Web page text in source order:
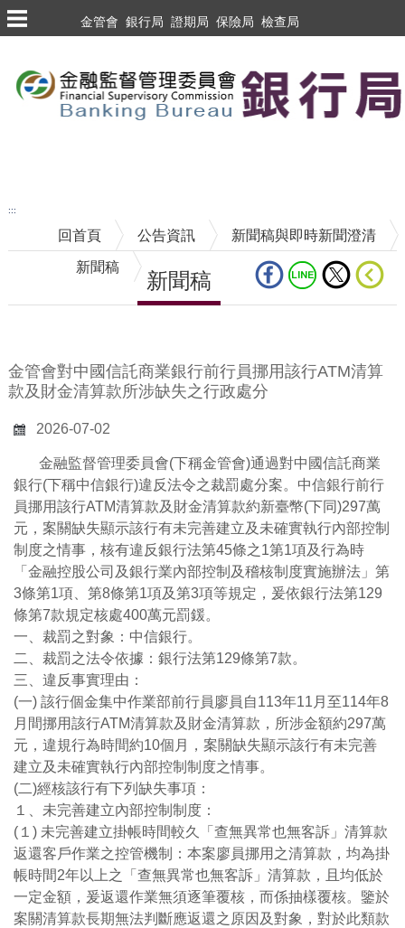
跳到主要內容區塊
金管會 銀行局 證期局 保險局 檢查局
:::
回首頁 公告資訊 新聞稿與即時新聞澄清
新聞稿
新聞稿
金管會對中國信託商業銀行前行員挪用該行ATM清算
款及財金清算款所涉缺失之行政處分
2026-07-02
金融監督管理委員會(下稱金管會)通過對中國信託商業
銀行(下稱中信銀行)違反法令之裁罰處分案。中信銀行前行
員挪用該行ATM清算款及財金清算款約新臺幣(下同)297萬
元，案關缺失顯示該行有未完善建立及未確實執行內部控制
制度之情事，核有違反銀行法第45條之1第1項及行為時
「金融控股公司及銀行業內部控制及稽核制度實施辦法」第
3條第1項、第8條第1項及第3項等規定，爰依銀行法第129
條第7款規定核處400萬元罰鍰。
一、裁罰之對象：中信銀行。
二、裁罰之法令依據：銀行法第129條第7款。
三、違反事實理由：
(一) 該行個金集中作業部前行員廖員自113年11月至114年8
月間挪用該行ATM清算款及財金清算款，所涉金額約297萬
元，違規行為時間約10個月，案關缺失顯示該行有未完善
建立及未確實執行內部控制制度之情事。
(二)經核該行有下列缺失事項：
１、未完善建立內部控制制度：
(１) 未完善建立掛帳時間較久「查無異常也無客訴」清算款
返還客戶作業之控管機制：本案廖員挪用之清算款，均為掛
帳時間2年以上之「查無異常也無客訴」清算款，且均低於
一定金額，爰返還作業無須逐筆覆核，而係抽樣覆核。鑒於
案關清算款長期無法判斷應返還之原因及對象，對於此類款